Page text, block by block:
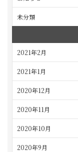
未分類
2021年2月
2021年1月
2020年12月
2020年11月
2020年10月
2020年9月